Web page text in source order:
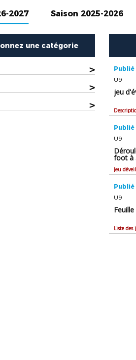
2027 Saison 2025-2026
une catégorie
>
>
>
Publié
U9
jeu
Publié
U9
foot à
Jeu
Publié
U9